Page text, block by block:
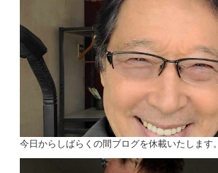
今日からしばらくの間ブログを休載いたします。